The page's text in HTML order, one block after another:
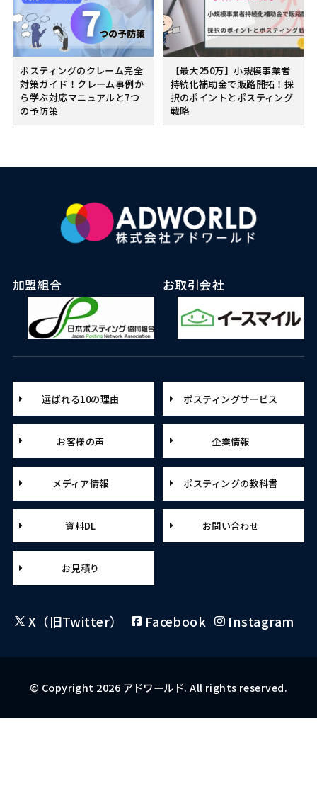
ポスティングのクレーム完全
対策ガイド！クレーム事例か
ら学ぶ対応マニュアルと7つ
の予防策
【最大250万】小規模事業者
持続化補助金で販路開拓！採
択のポイントとポスティング
戦略
加盟組合 お取引会社
選ばれる10の理由 ポスティングサービス
お客様の声 企業情報
メディア情報 ポスティングの教科書
資料DL お問い合わせ
お見積り
X（旧Twitter） Facebook Instagram
© Copyright 2026 アドワールド. All rights reserved.